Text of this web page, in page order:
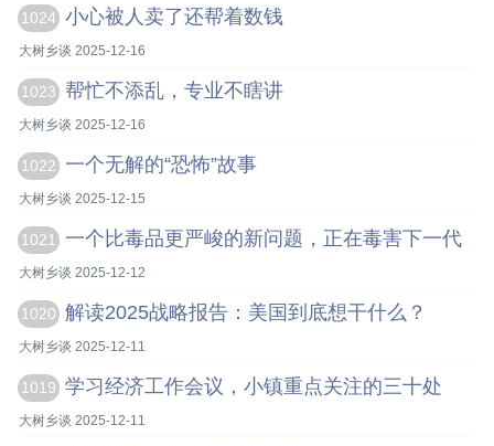
1024 小心被人卖了还帮着数钱
大树乡谈 2025-12-16
1023 帮忙不添乱，专业不瞎讲
大树乡谈 2025-12-16
1022 一个无解的“恐怖”故事
大树乡谈 2025-12-15
1021 一个比毒品更严峻的新问题，正在毒害下一代
大树乡谈 2025-12-12
1020 解读2025战略报告：美国到底想干什么？
大树乡谈 2025-12-11
1019 学习经济工作会议，小镇重点关注的三十处
大树乡谈 2025-12-11